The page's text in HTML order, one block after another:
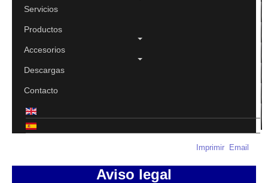
Servicios
Productos
Accesorios
Descargas
Contacto
Imprimir Email
Aviso legal